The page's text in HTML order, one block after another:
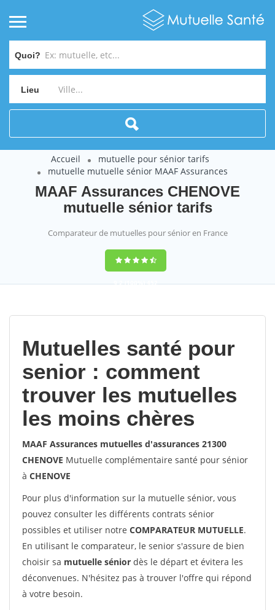
Quoi?
Lieu
Accueil
mutuelle pour sénior tarifs
mutuelle mutuelle sénior MAAF Assurances
MAAF Assurances CHENOVE
mutuelle sénior tarifs
Comparateur de mutuelles pour sénior en France
9,2(100%)452
Mutuelles santé pour
senior : comment
trouver les mutuelles
les moins chères
MAAF Assurances mutuelles d'assurances 21300
CHENOVE Mutuelle complémentaire santé pour sénior
à CHENOVE
Pour plus d'information sur la mutuelle sénior, vous
pouvez consulter les différents contrats sénior
possibles et utiliser notre COMPARATEUR MUTUELLE.
En utilisant le comparateur, le senior s'assure de bien
choisir sa mutuelle sénior dès le départ et évitera les
déconvenues. N'hésitez pas à trouver l'offre qui répond
à votre besoin.